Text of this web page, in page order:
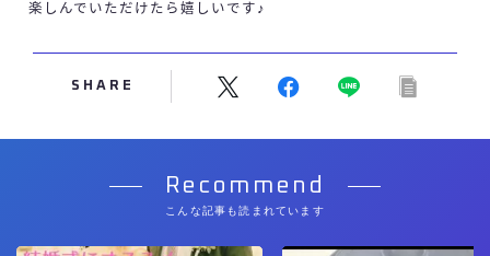
楽しんでいただけたら嬉しいです♪
SHARE
Recommend
こんな記事も読まれています